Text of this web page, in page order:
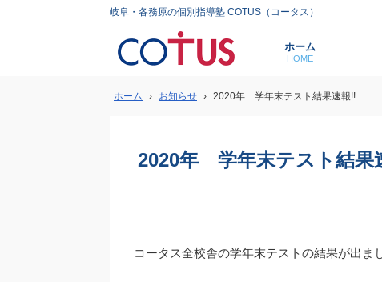
岐阜・各務原の個別指導塾 COTUS（コータス）
ホーム
HOME
ホーム › お知らせ › 2020年 学年末テスト結果速報!!
2020年 学年末テスト結果
コータス全校舎の学年末テストの結果が出ま